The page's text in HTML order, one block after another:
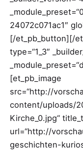
24072c071ac1″
[/et_pb_button][/
type=“1_3″
[et_pb_image
src=“http://
content/uploads/
Kirche_0.jpg“
url=“http://
geschichten-